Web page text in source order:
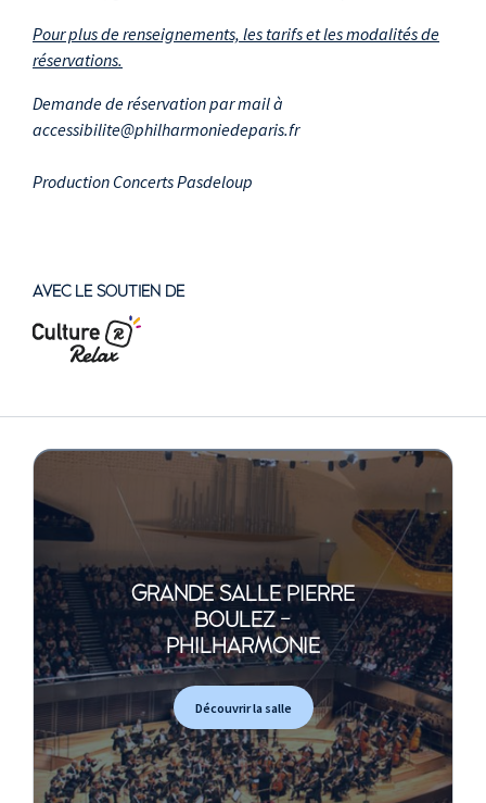
Pour plus de renseignements, les tarifs et les modalités de
réservations.
Demande de réservation par mail à
accessibilite@philharmoniedeparis.fr
Production Concerts Pasdeloup
AVEC LE SOUTIEN DE
GRANDE SALLE PIERRE
BOULEZ -
PHILHARMONIE
Découvrir la salle